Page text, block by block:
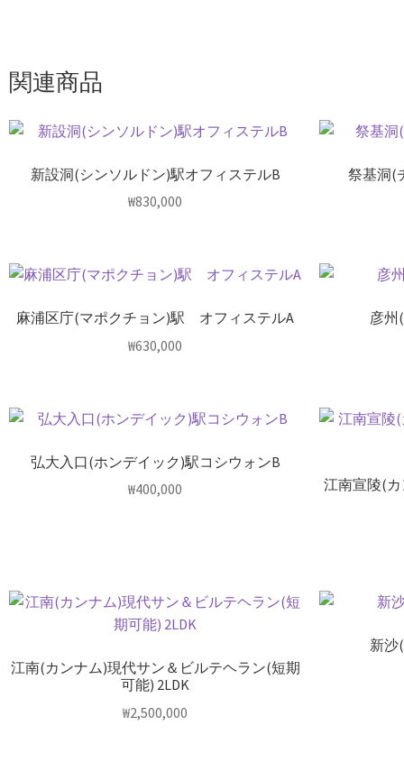
関連商品
新設洞(シンソルドン)駅オフィステルB
₩830,000
祭基洞(
麻浦区庁(マポクチョン)駅 オフィステルA
₩630,000
彦州
弘大入口(ホンデイック)駅コシウォンB
₩400,000 江南宣陵(
江南(カンナム)現代サン＆ビルテヘラン(短期
可能) 2LDK
₩2,500,000
新沙